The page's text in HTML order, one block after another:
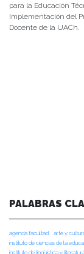
para la Educación
Implementación del
Docente de la UACh.
PALABRAS
agenda facultad arte y
instituto de ciencias de la